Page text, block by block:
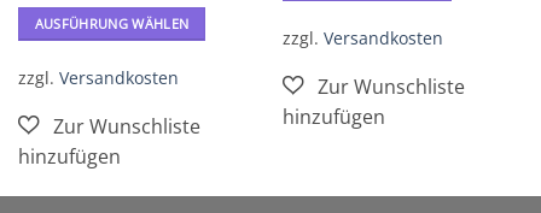
AUSFÜHRUNG WÄHLEN
Produkt
mehrere
Varianten
zzgl. Versandkosten
zzgl. Versandkosten